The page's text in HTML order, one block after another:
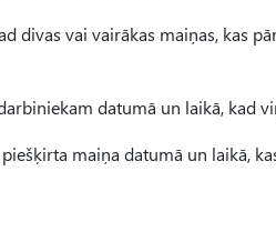
divas vai vairākas maiņas, kas
datumā un laikā, kad
maiņa datumā un laikā,